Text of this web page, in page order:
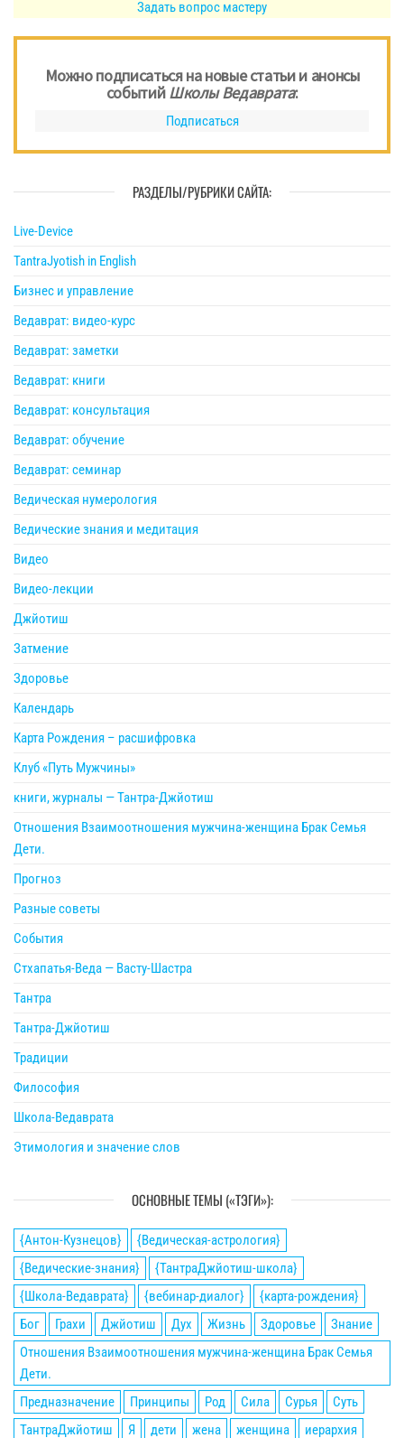
Задать вопрос мастеру
Можно подписаться на новые статьи и анонсы
событийШколы Ведаврата:
Подписаться
РАЗДЕЛЫ/РУБРИКИ САЙТА:
Live-Device
TantraJyotish in English
Бизнес и управление
Ведаврат: видео-курс
Ведаврат: заметки
Ведаврат: книги
Ведаврат: консультация
Ведаврат: обучение
Ведаврат: семинар
Ведическая нумерология
Ведические знания и медитация
Видео
Видео-лекции
Джйотиш
Затмение
Здоровье
Календарь
Карта Рождения – расшифровка
Клуб «Путь Мужчины»
книги, журналы — Тантра-Джйотиш
Отношения Взаимоотношения мужчина-женщина Брак Семья
Дети.
Прогноз
Разные советы
События
Стхапатья-Веда — Васту-Шастра
Тантра
Тантра-Джйотиш
Традиции
Философия
Школа-Ведаврата
Этимология и значение слов
ОСНОВНЫЕ ТЕМЫ («ТЭГИ»):
{Антон-Кузнецов}
{Ведическая-астрология}
{Ведические-знания}
{ТантраДжйотиш-школа}
{Школа-Ведаврата}
{вебинар-диалог}
{карта-рождения}
Бог
Грахи Джйотиш Дух Жизнь Здоровье
Знание
Отношения Взаимоотношения мужчина-женщина Брак Семья
Дети.
Предназначение
Принципы Род Сила Сурья
Суть
ТантраДжйотиш
Я дети жена женщина иерархия